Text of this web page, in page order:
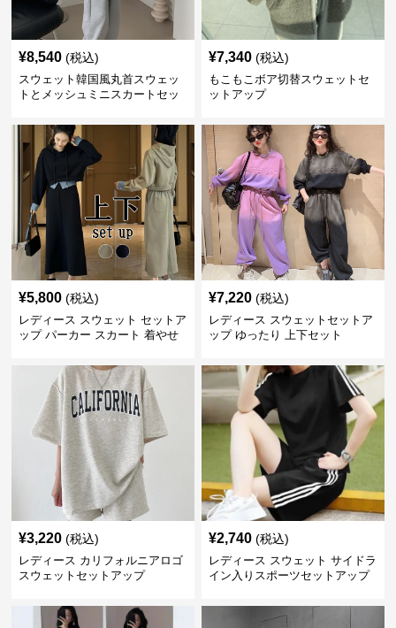
¥8,540 (税込)
スウェット韓国風丸首スウェッ
トとメッシュミニスカートセッ
¥7,340 (税込)
もこもこボア切替スウェットセ
ットアップ
¥5,800 (税込)
レディース スウェット セットア
ップ パーカー スカート 着やせ
¥7,220 (税込)
レディース スウェットセットア
ップ ゆったり 上下セット
¥3,220 (税込)
レディース カリフォルニアロゴ
スウェットセットアップ
¥2,740 (税込)
レディース スウェット サイドラ
イン入りスポーツセットアップ